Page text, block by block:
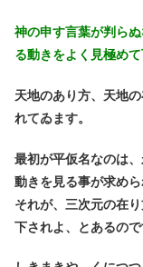
神の申す言葉が判ら
る動きをよく見極めて
天地のあり方、天地
れてゐます。
最初が平仮名なのは
動きを見る事が求めら
それが、三次元の在
下されよ、とあるので